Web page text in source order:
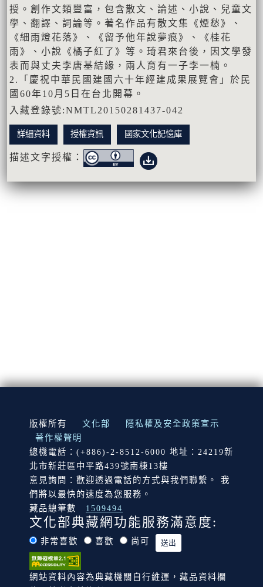
授。創作文類豐富，包含散文、論述、小說、兒童文
學、翻譯、詞論等。著名作品有散文集《煙愁》、
《細雨燈花落》、《留予他年說夢痕》、《桂花
雨》、小說《橘子紅了》等。琦君來台後，因文學發
表而與丈夫李唐基結緣，兩人育有一子李一楠。
2.「慶祝中華民國建國六十年經建成果展覽會」於民
國60年10月5日在台北開幕。
入藏登錄號:NMTL20150281437-042
詳細資料 授權資訊 國家文化記憶庫
描述文字授權：
:::
版權所有 文化部
隱私權及安全政策宣示
著作權聲明
總機電話：(+886)-2-8512-6000 地址：24219新
北市新莊區中平路439號南棟13樓
意見詢問：歡迎透過電話的方式與我們聯繫。 我
們將以最快的速度為您服務。
藏品總筆數
1509494
文化部典藏網功能服務滿意度:
非常喜歡 喜歡 尚可
網站資料內容為典藏機關自行維運，藏品資料欄